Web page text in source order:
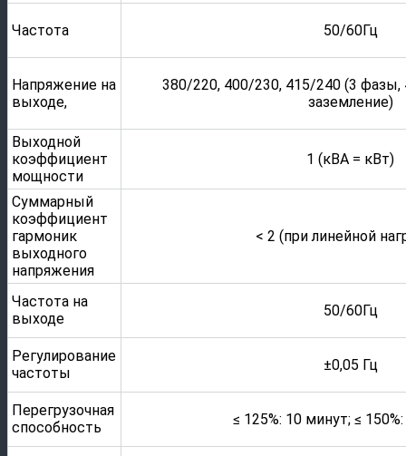
Частота 50/60Гц
Напряжение на
выходе,
380/220, 400/230, 415/240 (3
заземление)
Выходной
коэффициент
мощности
1 (кВА = кВт)
Суммарный
коэффициент
гармоник
выходного
напряжения
< 2 (при линейной
Частота на
выходе
50/60Гц
Регулирование
частоты
±0,05 Гц
Перегрузочная
способность
≤ 125%: 10 минут; ≤